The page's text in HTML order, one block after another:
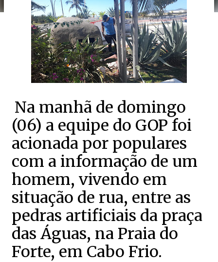
Na manhã de domingo
(06) a equipe do GOP foi
acionada por populares
com a informação de um
homem, vivendo em
situação de rua, entre as
pedras artificiais da praça
das Águas, na Praia do
Forte, em Cabo Frio.